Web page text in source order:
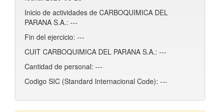
Inicio de actividades de CARBOQUIMICA DEL
PARANA S.A.: ---
Fin del ejercicio: ---
CUIT CARBOQUIMICA DEL PARANA S.A.: ---
Cantidad de personal: ---
Codigo SIC (Standard Internacional Code): ---